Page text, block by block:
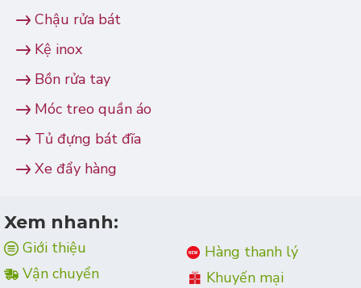
Chậu rửa bát
Kệ inox
Bồn rửa tay
Móc treo quần áo
Tủ đựng bát đĩa
Xe đẩy hàng
Xem nhanh:
Giới thiệu
Vận chuyển
Hàng thanh lý
Khuyến mại